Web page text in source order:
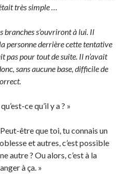
très simple …
branches s’ouvriront à lui. Il
personne derrière cette tentative
pas pour tout de suite. Il n’avait
sans aucune base, difficile de
ce qu’il y a ? »
être que toi, tu connais un
et autres, c’est possible
autre ? Ou alors, c’est à la
à ça. »